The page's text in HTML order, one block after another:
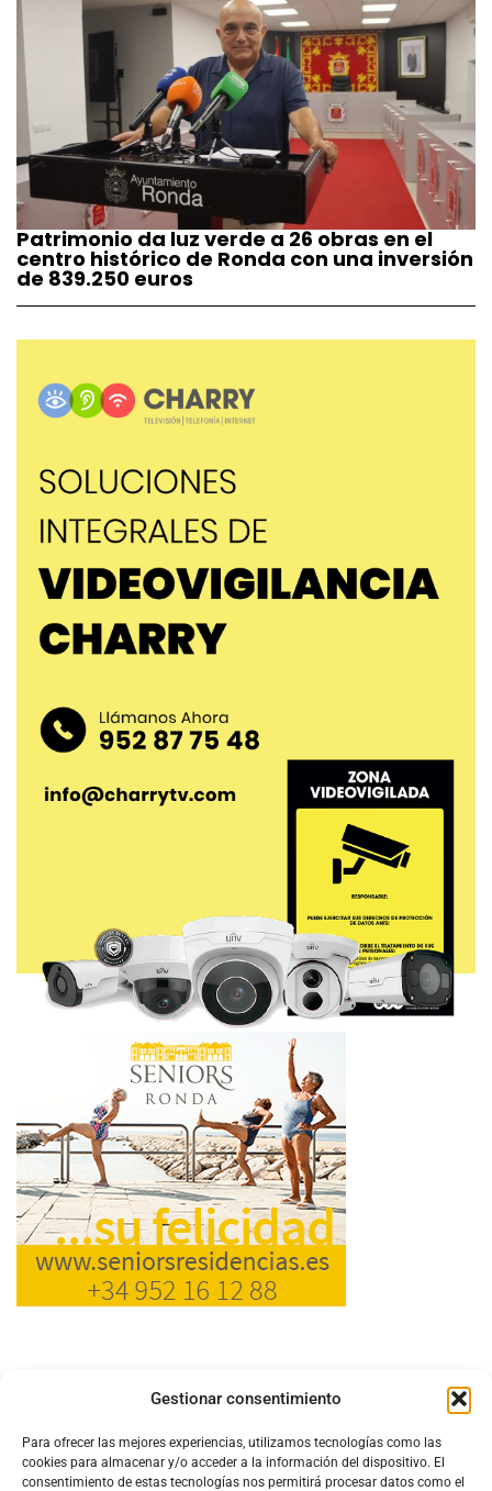
Gestionar consentimiento
Para ofrecer las mejores experiencias, utilizamos tecnologías como las
cookies para almacenar y/o acceder a la información del dispositivo. El
consentimiento de estas tecnologías nos permitirá procesar datos como el
Patrimonio da luz verde a 26 obras en el
centro histórico de Ronda con una inversión
de 839.250 euros